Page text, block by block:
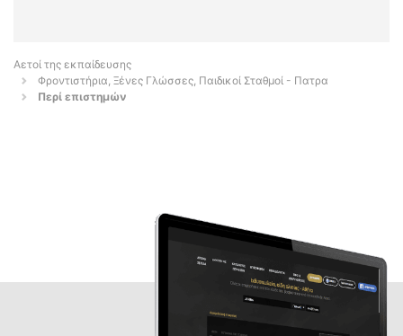
Αετοί της εκπαίδευσης
Φροντιστήρια, Ξένες Γλώσσες, Παιδικοί Σταθμοί - Πατρα
Περί επιστημών